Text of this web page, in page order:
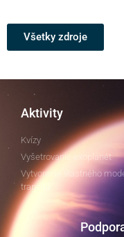
Všetky zdroje
Aktivity
Kvízy
Vyšetrovanie exoplanét
Vytvorenie vlastného
tranzitu